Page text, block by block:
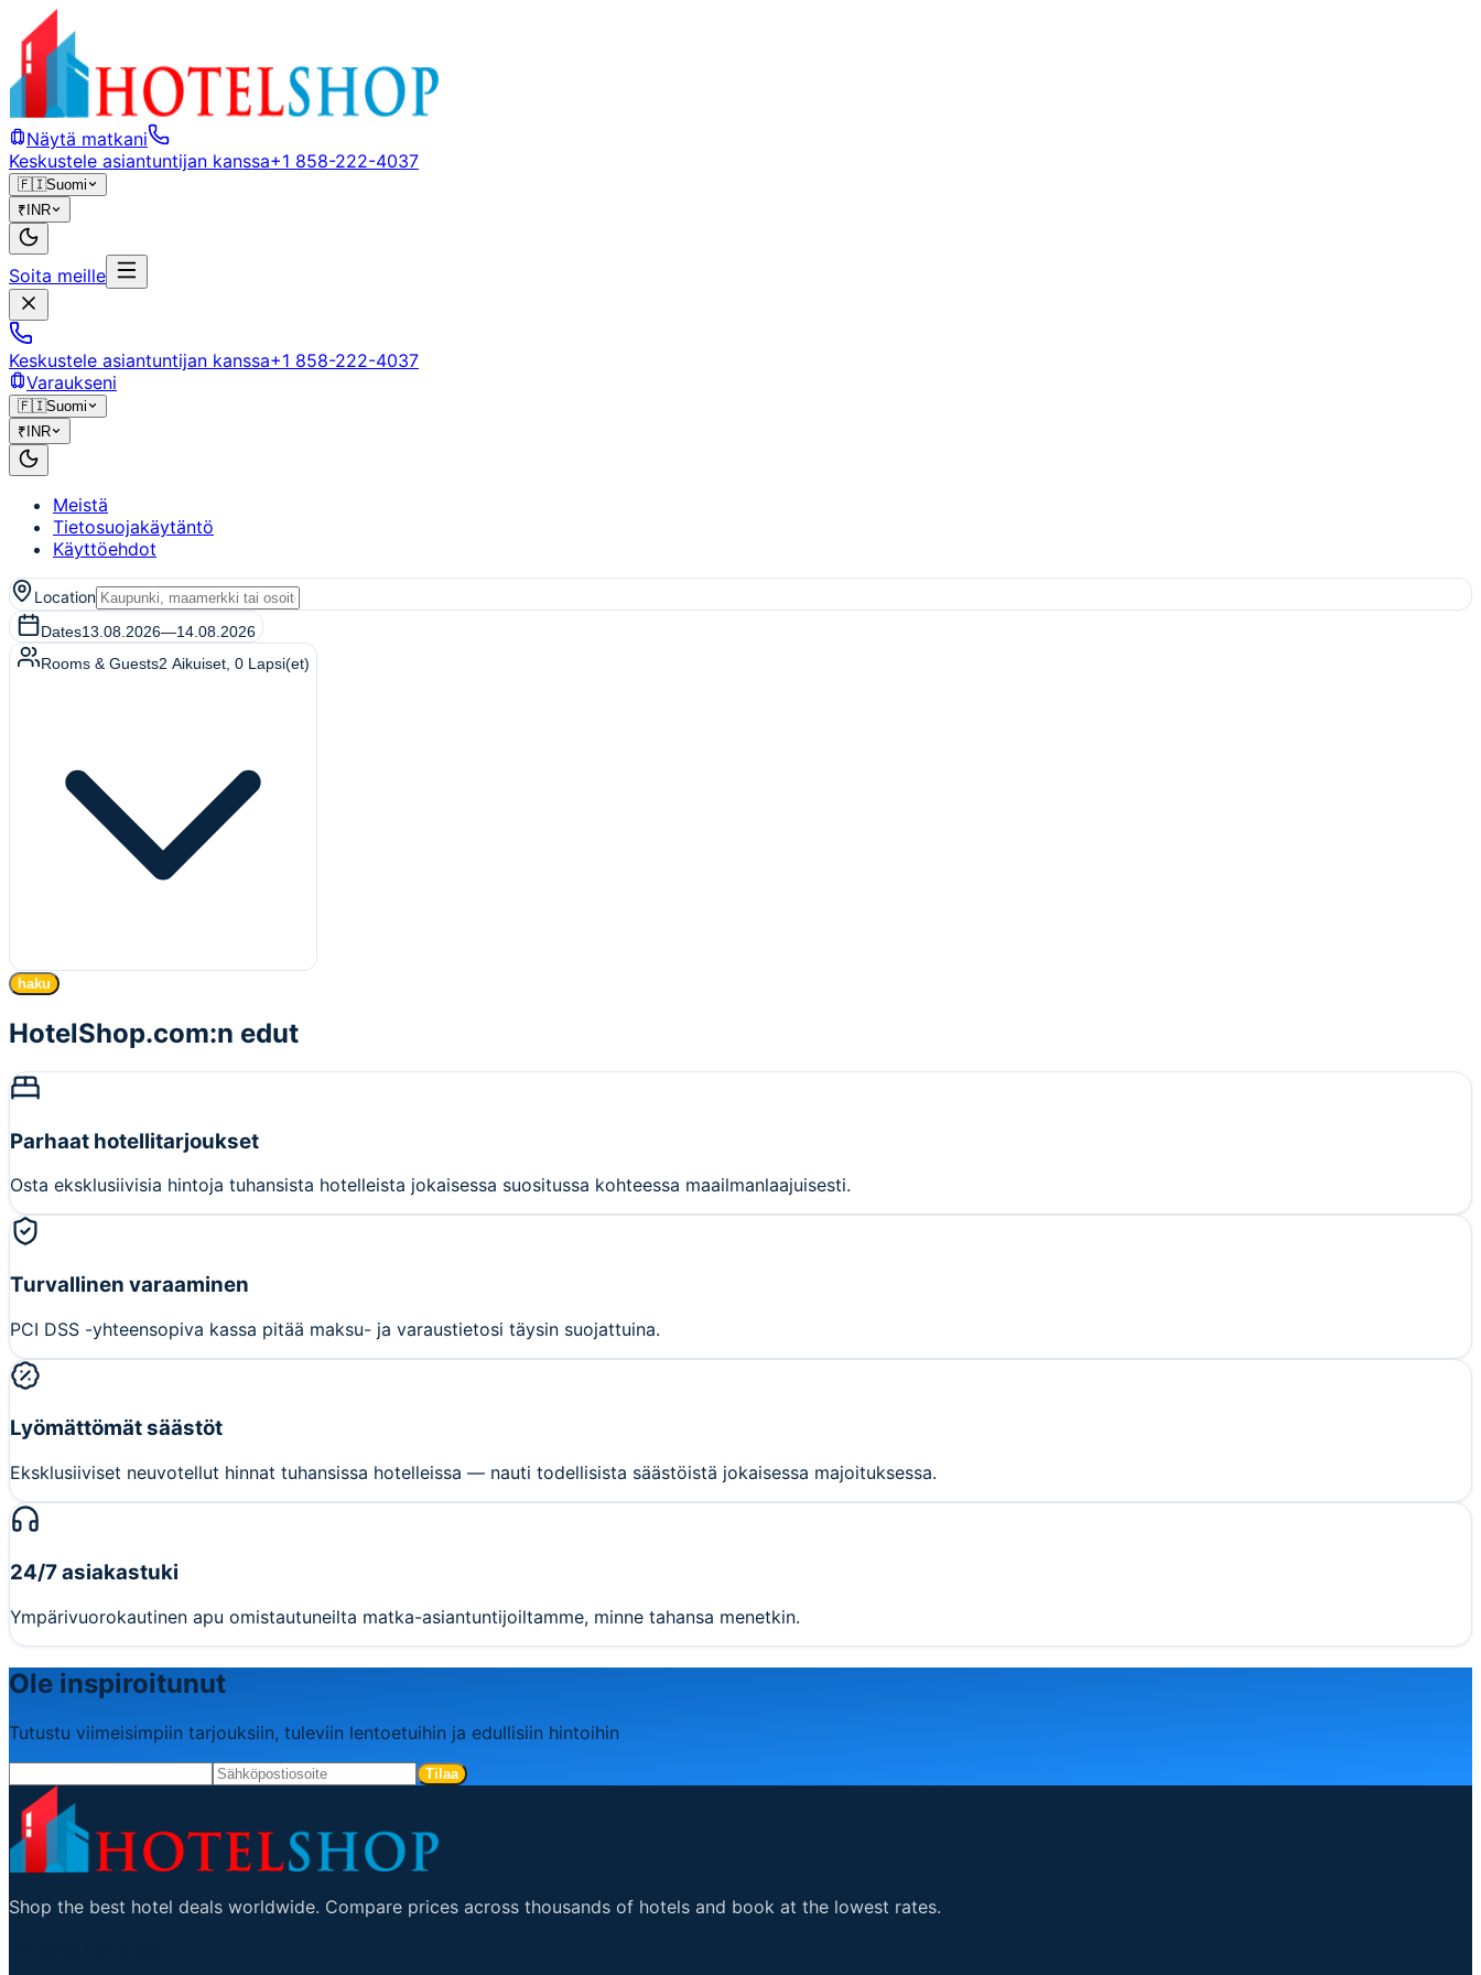
Näytä matkani
Keskustele asiantuntijan kanssa+1 858-222-4037
🇫🇮Suomi
₹ INR
Soita meille
Keskustele asiantuntijan kanssa+1 858-222-4037
Varaukseni
🇫🇮Suomi
₹ INR
Meistä
Tietosuojakäytäntö
Käyttöehdot
Location
Dates13.08.2026—14.08.2026
Rooms & Guests2 Aikuiset 0 Lapsi(et)
haku
HotelShop.com:n edut
Parhaat hotellitarjoukset
Osta eksklusiivisia hintoja tuhansista hotelleista jokaisessa suositussa kohteessa maailmanlaajuisesti.
Turvallinen varaaminen
PCI DSS -yhteensopiva kassa pitää maksu- ja varaustietosi täysin suojattuina.
Lyömättömät säästöt
Eksklusiiviset neuvotellut hinnat tuhansissa hotelleissa — nauti todellisista säästöistä jokaisessa majoituksessa.
24/7 asiakastuki
Ympärivuorokautinen apu omistautuneilta matka-asiantuntijoiltamme, minne tahansa menetkin.
Ole inspiroitunut
Tutustu viimeisimpiin tarjouksiin, tuleviin lentoetuihin ja edullisiin hintoihin
Tilaa
Shop the best hotel deals worldwide. Compare prices across thousands of hotels and book at the lowest rates.